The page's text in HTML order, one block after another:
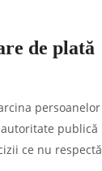
de plată
persoanelor
publică
ce nu respectă